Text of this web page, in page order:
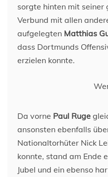
sorgte hinten mit seiner
Verbund mit allen
aufgelegten Matthias
dass Dortmunds
erzielen konnte.
Da vorne Paul Ruge
ansonsten ebenfalls
Nationaltorhüter Nick
konnte, stand am Ende
Jubel und ein ebenso